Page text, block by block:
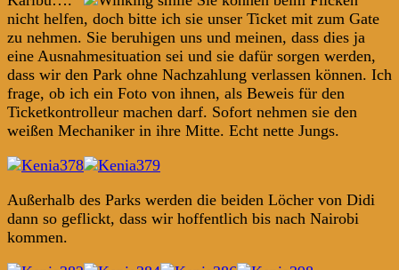
nicht helfen, doch bitte ich sie unser Ticket mit zum Gate
zu nehmen. Sie beruhigen uns und meinen, dass dies ja
eine Ausnahmesituation sei und sie dafür sorgen werden,
dass wir den Park ohne Nachzahlung verlassen können. Ich
frage, ob ich ein Foto von ihnen, als Beweis für den
Ticketkontrolleur machen darf. Sofort nehmen sie den
weißen Mechaniker in ihre Mitte. Echt nette Jungs.
Außerhalb des Parks werden die beiden Löcher von Didi
dann so geflickt, dass wir hoffentlich bis nach Nairobi
kommen.